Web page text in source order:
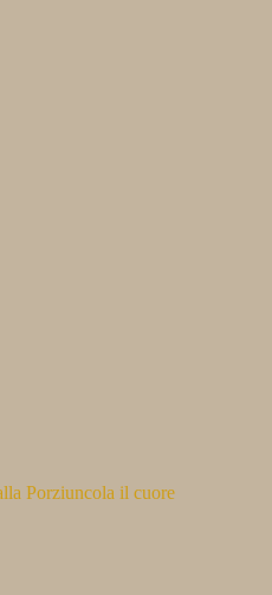
Porziuncola il cuore